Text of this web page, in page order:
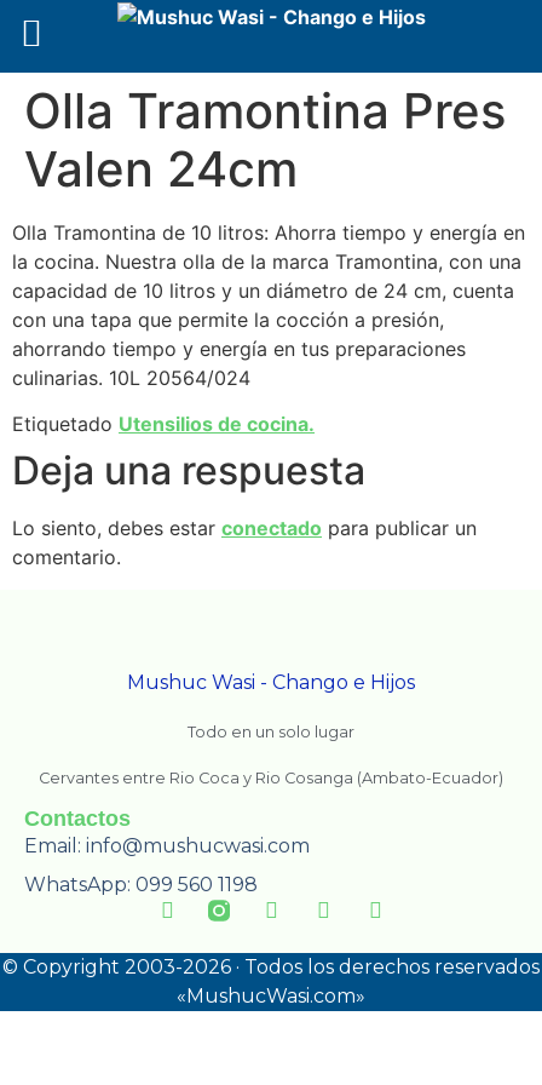
Olla Tramontina Pres
Valen 24cm
Olla Tramontina de 10 litros: Ahorra tiempo y energía en
la cocina. Nuestra olla de la marca Tramontina, con una
capacidad de 10 litros y un diámetro de 24 cm, cuenta
con una tapa que permite la cocción a presión,
ahorrando tiempo y energía en tus preparaciones
culinarias. 10L 20564/024
Etiquetado Utensilios de cocina.
Deja una respuesta
Lo siento, debes estar conectado para publicar un
comentario.
Mushuc Wasi - Chango e Hijos
Todo en un solo lugar
Cervantes entre Rio Coca y Rio Cosanga (Ambato-Ecuador)
Contactos
Email: info@mushucwasi.com
WhatsApp: 099 560 1198
© Copyright 2003-2026 · Todos los derechos reservados
«MushucWasi.com»